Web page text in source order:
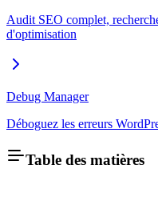
Audit SEO complet,
d'optimisation
Debug Manager
Déboguez les erreurs
Table des matières